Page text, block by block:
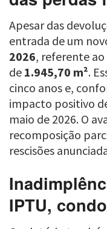
Apesar das
entrada de um
2026, referente ao
de 1.945,70 m².
cinco anos e,
impacto positivo
maio de 2026. O
recomposição
rescisões
IPTU,